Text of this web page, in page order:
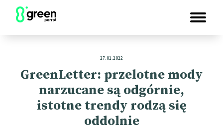
27.01.2022
GreenLetter: przelotne mody
narzucane są odgórnie,
istotne trendy rodzą się
oddolnie